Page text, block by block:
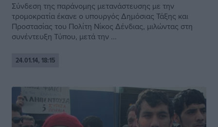
Σύνδεση της παράνομης μετανάστευσης με την
τρομοκρατία έκανε ο υπουργός Δημόσιας Τάξης και
Προστασίας του Πολίτη Νίκος Δένδιας, μιλώντας στη
συνέντευξη Τύπου, μετά την ...
24.01.14, 18:15